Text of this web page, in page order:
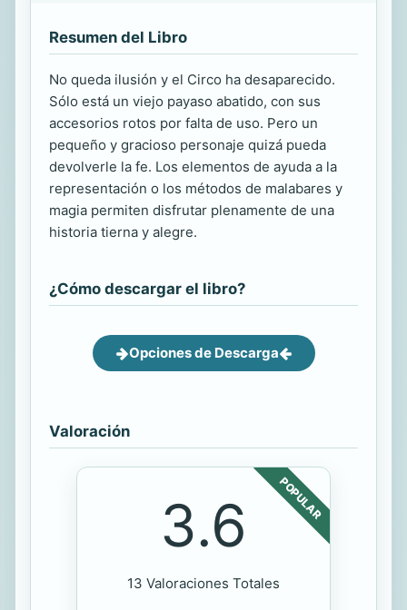
Resumen del Libro
No queda ilusión y el Circo ha desaparecido.
Sólo está un viejo payaso abatido, con sus
accesorios rotos por falta de uso. Pero un
pequeño y gracioso personaje quizá pueda
devolverle la fe. Los elementos de ayuda a la
representación o los métodos de malabares y
magia permiten disfrutar plenamente de una
historia tierna y alegre.
¿Cómo descargar el libro?
Opciones de Descarga
Valoración
POPULAR
3.6
13 Valoraciones Totales